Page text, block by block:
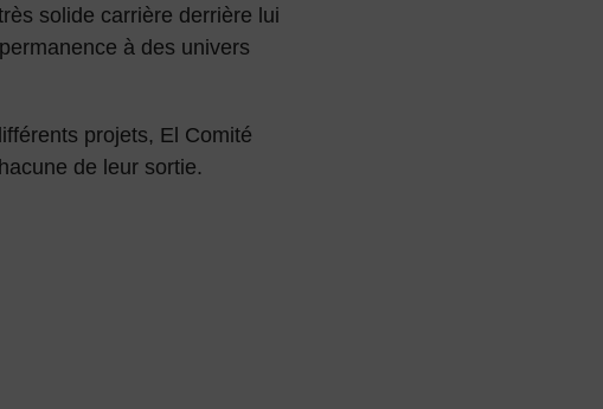
solide carrière derrière lui
à des univers
projets, El Comité
de leur sortie.